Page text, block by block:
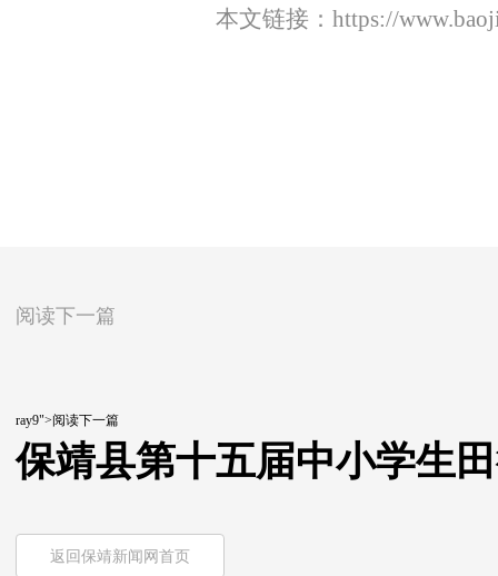
本文链接： https://
阅读下一篇
ray9">阅读下一篇
保靖县第十五届中小学生
返回保靖新闻网首页